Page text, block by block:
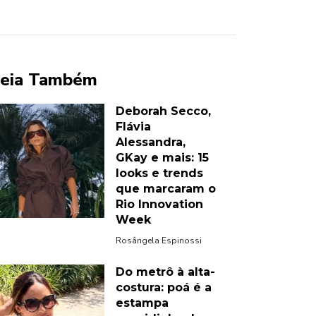
Também
Deborah Secco,
Flávia
Alessandra,
GKay e mais: 15
looks e trends
que marcaram o
Rio Innovation
Week
Rosângela Espinossi
Do metrô à alta-
costura: poá é a
estampa